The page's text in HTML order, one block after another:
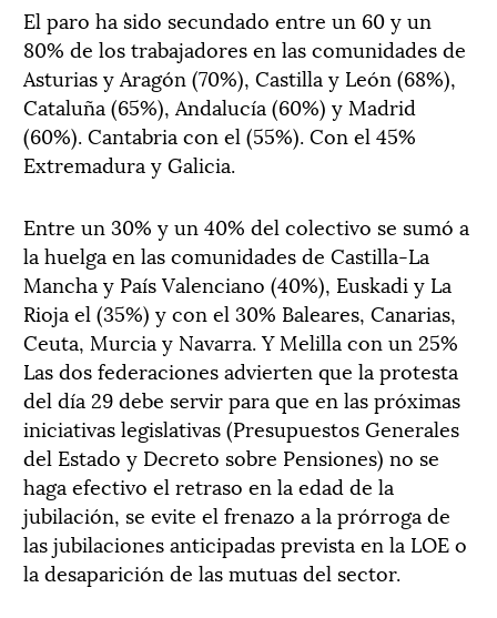
El paro ha sido secundado entre un 60 y un
80% de los trabajadores en las comunidades de
Asturias y Aragón (70%), Castilla y León (68%),
Cataluña (65%), Andalucía (60%) y Madrid
(60%). Cantabria con el (55%). Con el 45%
Extremadura y Galicia.
Entre un 30% y un 40% del colectivo se sumó a
la huelga en las comunidades de Castilla-La
Mancha y País Valenciano (40%), Euskadi y La
Rioja el (35%) y con el 30% Baleares, Canarias,
Ceuta, Murcia y Navarra. Y Melilla con un 25%
Las dos federaciones advierten que la protesta
del día 29 debe servir para que en las próximas
iniciativas legislativas (Presupuestos Generales
del Estado y Decreto sobre Pensiones) no se
haga efectivo el retraso en la edad de la
jubilación, se evite el frenazo a la prórroga de
las jubilaciones anticipadas prevista en la LOE o
la desaparición de las mutuas del sector.